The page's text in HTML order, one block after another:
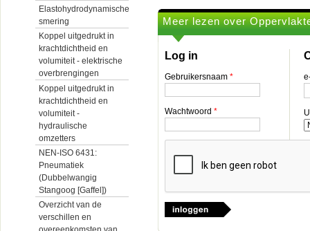
Elastohydrodynamische
smering
Koppel uitgedrukt in
krachtdichtheid en
volumiteit - elektrische
overbrengingen
Koppel uitgedrukt in
krachtdichtheid en
volumiteit -
hydraulische
omzetters
NEN-ISO 6431:
Pneumatiek
(Dubbelwangig
Stangoog [Gaffel])
Overzicht van de
verschillen en
Meer lezen over
Log in
Gebruikersnaam *
Wachtwoord *